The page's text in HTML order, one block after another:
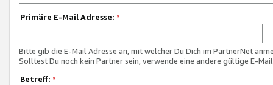
Primäre E-Mail Adresse: *
Bitte gib die E-Mail Adresse an, mit welcher Du Dich im PartnerNet
Solltest Du noch kein Partner sein, verwende eine andere gültige E-
Betreff: *